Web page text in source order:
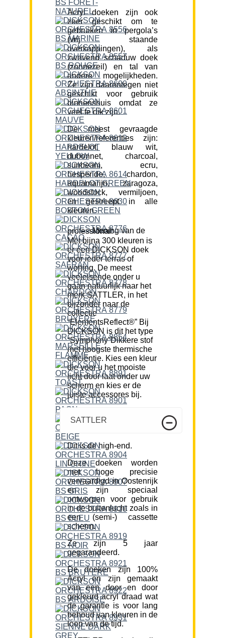
Acryl doeken zijn ook
zeer geschikt om te
gebruiken in pergola’s
(vrij staande
overkappingen), als
zwevend schaduw doek
(zonnezeil) en tal van
andere mogelijkheden.
Ze zijn daarentegen niet
geschikt voor gebruik
binnenshuis omdat ze
veel te dik zijn.
De meest gevraagde
kleuren/referenties zijn:
hardelot, blauw wit,
dubonnet, charcoal,
sunbeam, ecru,
hesperide, chardon,
aquamarijn, zaragoza,
woodstock, vermiljoen,
en gestreept in alle
kleuren.
Mening van de professional:
Met bijna 300 kleuren is
er een DICKSON doek
voor ieder terras of
woning. De meest
veeleisende onder u
gaan natuurlijk naar het
merk SATTLER, in het
bijzonder naar de
collectie
“ElementsReflect®” Bij
DICKSON is dit het type
“Symphony”Dikkere stof
met hoogste thermische
efficiëntie. Kies een kleur
die voor u het mooiste
licht door laat onder uw
scherm en kies er de
juiste accessores bij.
SATTLER
Dit is de high-end.
Deze doeken worden
met hoge precisie
vervaardigd in Oostenrijk
en zijn speciaal
ontworpen voor gebruik
in de buitenlucht zoals in
een (semi-) cassette
scherm.
Ze zijn 5 jaar
gegarandeerd.
De doeken zijn 100%
Acryl en zijn gemaakt
van een door en door
gekleurd acryl draad wat
de garantie is voor lang
behoud van kleuren in de
loop van de tijd.